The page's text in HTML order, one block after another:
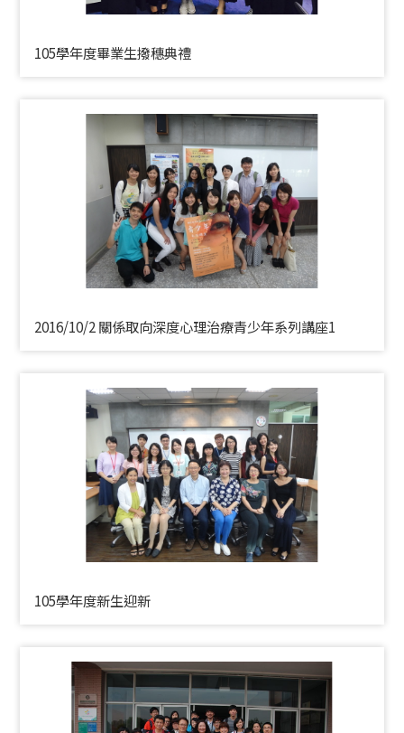
105學年度畢業生撥穗典禮
2016/10/2 關係取向深度心理治療青少年系列講座1
105學年度新生迎新